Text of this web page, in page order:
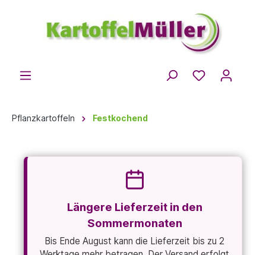
Pflanzkartoffeln Festkochend
Längere Lieferzeit in den
Sommermonaten
Bis Ende August kann die Lieferzeit bis zu 2